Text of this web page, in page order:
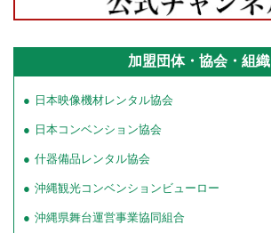
加盟団体・協会・組織
日本映像機材レンタル協会
日本コンベンション協会
什器備品レンタル協会
沖縄観光コンベンションビューロー
沖縄県舞台運営事業協同組合